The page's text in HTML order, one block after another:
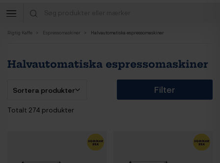
Rigtig Kaffe Espressomaskiner Halvautomatiska espressomaskiner
Halvautomatiska espressomaskiner
Totalt 274 produkter
Filter